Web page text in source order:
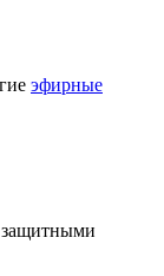
эфирные